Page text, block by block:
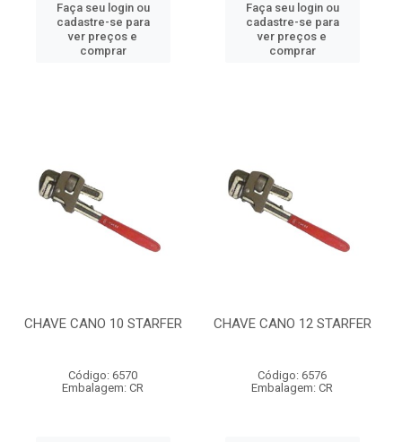
Faça seu login ou
cadastre-se para
ver preços e
comprar
Faça seu login ou
cadastre-se para
ver preços e
comprar
CHAVE CANO 10 STARFER
Código: 6570
Embalagem: CR
CHAVE CANO 12 STARFER
Código: 6576
Embalagem: CR